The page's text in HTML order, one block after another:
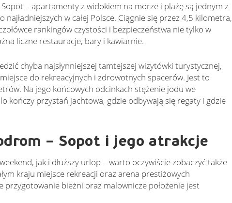
– apartamenty z widokiem na morze i plażę są jednym z
najładniejszych w całej Polsce. Ciągnie się przez 4,5 kilometra,
rankingów czystości i bezpieczeństwa nie tylko w
liczne restauracje, bary i kawiarnie.
chyba najsłynniejszej tamtejszej wizytówki turystycznej,
do rekreacyjnych i zdrowotnych spacerów. Jest to
Na jego końcowych odcinkach stężenie jodu we
kończy przystań jachtowa, gdzie odbywają się regaty i gdzie
– Sopot i jego atrakcje
jak i dłuższy urlop – warto oczywiście zobaczyć także
kraju miejsce rekreacji oraz arena prestiżowych
bieżni oraz malownicze położenie jest